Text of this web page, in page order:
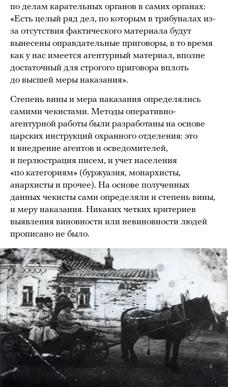
по делам карательных органов в самих органах:
«Есть целый ряд дел, по которым в трибуналах из-
за отсутствия фактического материала будут
вынесены оправдательные приговоры, в то время
как у нас имеется агентурный материал, вполне
достаточный для строгого приговора вплоть
до высшей меры наказания».
Степень вины и мера наказания определялись
самими чекистами. Методы оперативно-
агентурной работы были разработаны на основе
царских инструкций охранного отделения: это
и внедрение агентов и осведомителей,
и перлюстрация писем, и учет населения
«по категориям» (буржуазия, монархисты,
анархисты и прочее). На основе полученных
данных чекисты сами определяли и степень вины,
и меру наказания. Никаких четких критериев
выявления виновности или невиновности людей
прописано не было.